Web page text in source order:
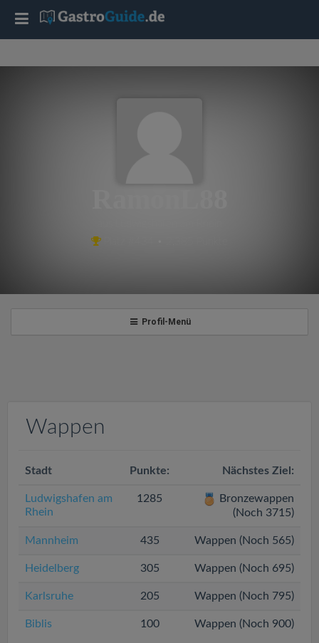
Profil-Menü
Wappen
Stadt Punkte: Nächstes Ziel:
Ludwigshafen am
Rhein
1285
Bronzewappen
(Noch 3715)
Mannheim 435 Wappen (Noch 565)
Heidelberg 305 Wappen (Noch 695)
Karlsruhe 205 Wappen (Noch 795)
Biblis 100 Wappen (Noch 900)
T
a
t
i
o